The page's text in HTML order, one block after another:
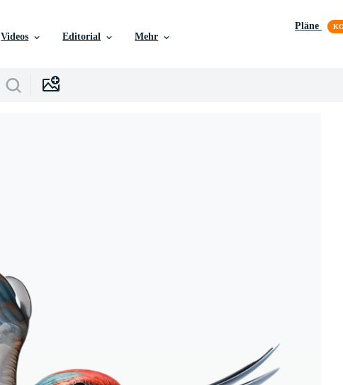
Videos Editorial Mehr
Pläne